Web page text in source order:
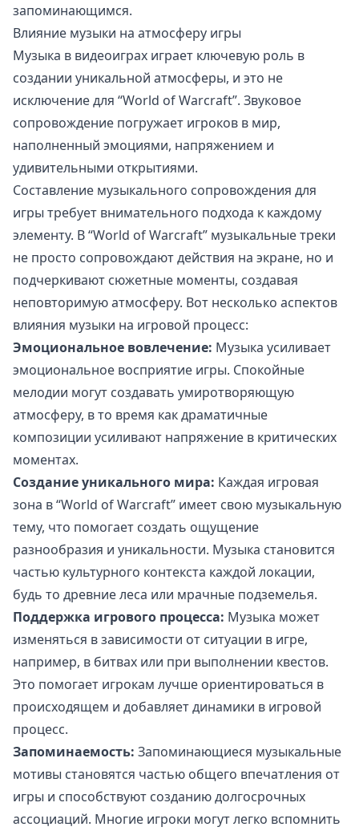
запоминающимся.
Влияние музыки на атмосферу игры
Музыка в видеоиграх играет ключевую роль в
создании уникальной атмосферы, и это не
исключение для “World of Warcraft”. Звуковое
сопровождение погружает игроков в мир,
наполненный эмоциями, напряжением и
удивительными открытиями.
Составление музыкального сопровождения для
игры требует внимательного подхода к каждому
элементу. В “World of Warcraft” музыкальные треки
не просто сопровождают действия на экране, но и
подчеркивают сюжетные моменты, создавая
неповторимую атмосферу. Вот несколько аспектов
влияния музыки на игровой процесс:
Эмоциональное вовлечение: Музыка усиливает
эмоциональное восприятие игры. Спокойные
мелодии могут создавать умиротворяющую
атмосферу, в то время как драматичные
композиции усиливают напряжение в критических
моментах.
Создание уникального мира: Каждая игровая
зона в “World of Warcraft” имеет свою музыкальную
тему, что помогает создать ощущение
разнообразия и уникальности. Музыка становится
частью культурного контекста каждой локации,
будь то древние леса или мрачные подземелья.
Поддержка игрового процесса: Музыка может
изменяться в зависимости от ситуации в игре,
например, в битвах или при выполнении квестов.
Это помогает игрокам лучше ориентироваться в
происходящем и добавляет динамики в игровой
процесс.
Запоминаемость: Запоминающиеся музыкальные
мотивы становятся частью общего впечатления от
игры и способствуют созданию долгосрочных
ассоциаций. Многие игроки могут легко вспомнить